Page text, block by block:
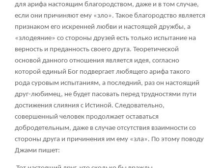
для арифа настоящим благородством, даже и в том случае,
если они причиняют ему «зло». Такое благородство является
признаком его искренней любви и настоящей дружбы, а
«злодеяние» со стороны друзей есть только испытание на
верность и преданность своего друга. Теоретической
основой данного отношения является идея, согласно
которой единый Бог подвергает любящего арифа такого
рода суровым испытаниям, а последний, раз он настоящий
друг-любимец, не будет пасовать перед трудностями пути
достижения слияния с Истиной. Следовательно,
совершенный человек продолжает оставаться
добродетельным, даже в случае отсутствия взаимности со
стороны друга и причинения им ему «зла». По этому поводу
Джами пишет: